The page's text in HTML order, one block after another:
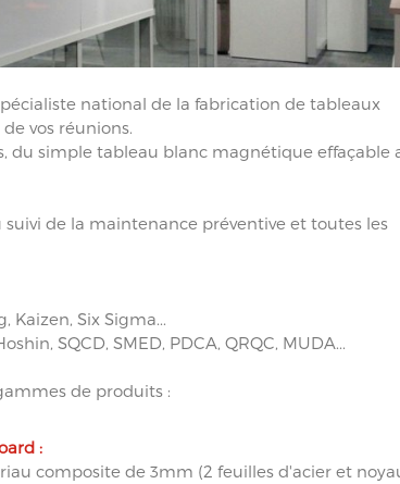
national de la fabrication de tableaux
vos réunions.
du simple tableau blanc magnétique effaçable
de la maintenance préventive et toutes les
Kaizen, Six Sigma...
SQCD, SMED, PDCA, QRQC, MUDA...
de produits :
:
composite de 3mm (2 feuilles d'acier et